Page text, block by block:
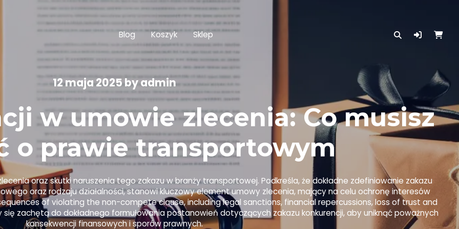
Blog Koszyk Sklep
12 maja 2025byadmin
w umowie zlecenia: Co musisz
o prawie transportowym
oraz skutki naruszenia tego zakazu w branży transportowej. Podkreśla, że dokładne zdefiniowanie zakazu
oraz rodzaju działalności, stanowi kluczowy element umowy zlecenia, mający na celu ochronę interesów
of violating the non-compete clause, including legal sanctions, financial repercussions, loss of trust and
zachętą do dokładnego formułowania postanowień dotyczących zakazu konkurencji, aby uniknąć poważnych
konsekwencji finansowych i sporów prawnych.